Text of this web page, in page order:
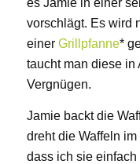
es Jamie in einer
vorschlägt. Es wird
einer Grillpfanne*
taucht man diese in
Vergnügen.
Jamie backt die
dreht die Waffeln
dass ich sie